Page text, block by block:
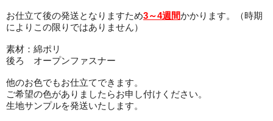
お仕立て後の発送となりますため3～4週間かかります。（時期
によりこの限りではありません）
素材：綿ポリ
後ろ オープンファスナー
他のお色でもお仕立てできます。
ご希望の色がありましたらお申し付けください。
生地サンプルを発送いたします。